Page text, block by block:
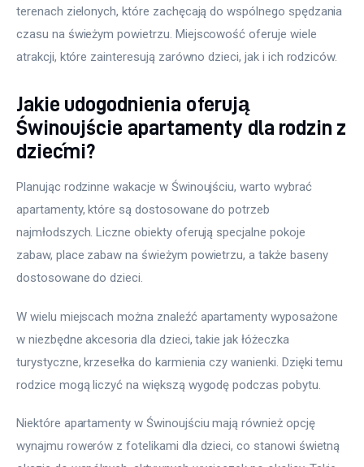
terenach zielonych, które zachęcają do wspólnego spędzania
czasu na świeżym powietrzu. Miejscowość oferuje wiele
atrakcji, które zainteresują zarówno dzieci, jak i ich rodziców.
Jakie udogodnienia oferują
Świnoujście apartamenty dla rodzin z
dziećmi?
Planując rodzinne wakacje w Świnoujściu, warto wybrać
apartamenty, które są dostosowane do potrzeb
najmłodszych. Liczne obiekty oferują specjalne pokoje
zabaw, place zabaw na świeżym powietrzu, a także baseny
dostosowane do dzieci.
W wielu miejscach można znaleźć apartamenty wyposażone
w niezbędne akcesoria dla dzieci, takie jak łóżeczka
turystyczne, krzesełka do karmienia czy wanienki. Dzięki temu
rodzice mogą liczyć na większą wygodę podczas pobytu.
Niektóre apartamenty w Świnoujściu mają również opcję
wynajmu rowerów z fotelikami dla dzieci, co stanowi świetną